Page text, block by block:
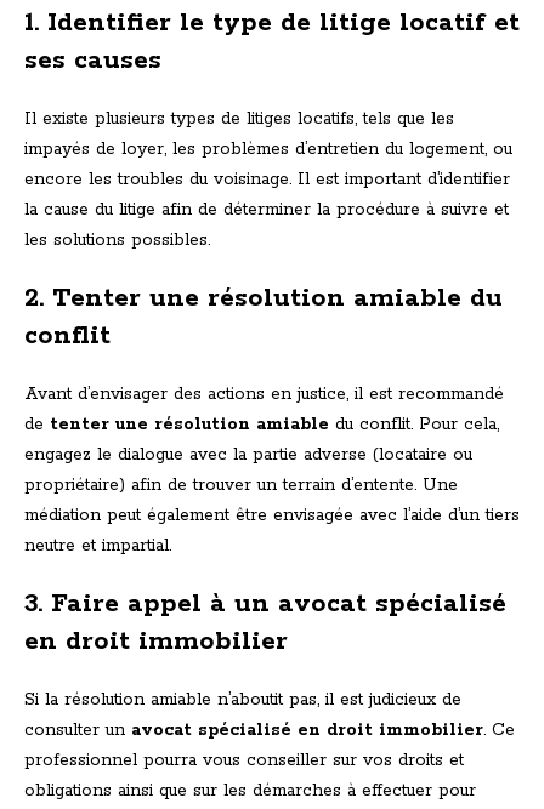
1. Identifier le type de litige locatif et
ses causes
Il existe plusieurs types de litiges locatifs, tels que les
impayés de loyer, les problèmes d’entretien du logement, ou
encore les troubles du voisinage. Il est important d’identifier
la cause du litige afin de déterminer la procédure à suivre et
les solutions possibles.
2. Tenter une résolution amiable du
conflit
Avant d’envisager des actions en justice, il est recommandé
de tenter une résolution amiable du conflit. Pour cela,
engagez le dialogue avec la partie adverse (locataire ou
propriétaire) afin de trouver un terrain d’entente. Une
médiation peut également être envisagée avec l’aide d’un tiers
neutre et impartial.
3. Faire appel à un avocat spécialisé
en droit immobilier
Si la résolution amiable n’aboutit pas, il est judicieux de
consulter un avocat spécialisé en droit immobilier. Ce
professionnel pourra vous conseiller sur vos droits et
obligations ainsi que sur les démarches à effectuer pour